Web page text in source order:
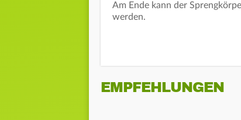
Am Ende kann der
werden.
EMPFEHLUNGEN